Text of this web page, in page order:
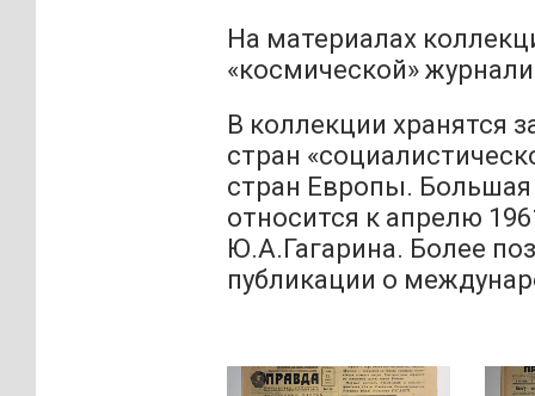
На материалах
«космической»
В коллекции хранятся
стран
стран Европы.
относится к апрелю
Ю.А.Гагарина. Более
публикации о